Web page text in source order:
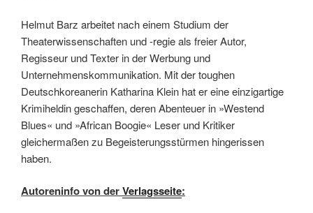
Helmut Barz arbeitet nach einem Studium der
Theaterwissenschaften und -regie als freier Autor,
Regisseur und Texter in der Werbung und
Unternehmenskommunikation. Mit der toughen
Deutschkoreanerin Katharina Klein hat er eine einzigartige
Krimiheldin geschaffen, deren Abenteuer in »Westend
Blues« und »African Boogie« Leser und Kritiker
gleichermaßen zu Begeisterungsstürmen hingerissen
haben.
Autoreninfo von derVerlagsseite: